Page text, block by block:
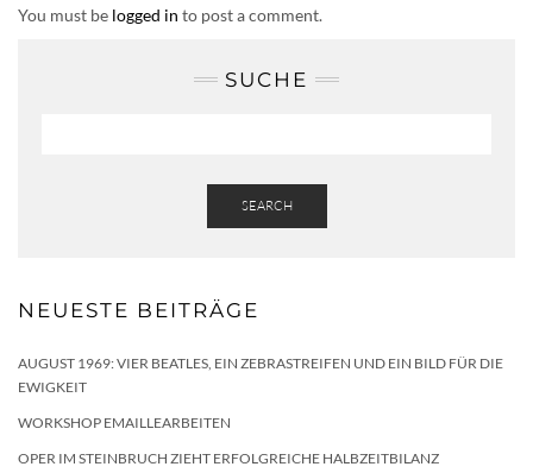
You must be logged in to post a comment.
SUCHE
SEARCH
NEUESTE BEITRÄGE
AUGUST 1969: VIER BEATLES, EIN ZEBRASTREIFEN UND EIN BILD FÜR DIE
EWIGKEIT
WORKSHOP EMAILLEARBEITEN
OPER IM STEINBRUCH ZIEHT ERFOLGREICHE HALBZEITBILANZ